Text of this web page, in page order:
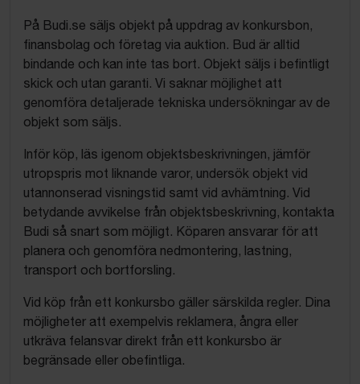
På Budi.se säljs objekt på uppdrag av konkursbon,
finansbolag och företag via auktion. Bud är alltid
bindande och kan inte tas bort. Objekt säljs i befintligt
skick och utan garanti. Vi saknar möjlighet att
genomföra detaljerade tekniska undersökningar av de
objekt som säljs.
Inför köp, läs igenom objektsbeskrivningen, jämför
utropspris mot liknande varor, undersök objekt vid
utannonserad visningstid samt vid avhämtning. Vid
betydande avvikelse från objektsbeskrivning, kontakta
Budi så snart som möjligt. Köparen ansvarar för att
planera och genomföra nedmontering, lastning,
transport och bortforsling.
Vid köp från ett konkursbo gäller särskilda regler. Dina
möjligheter att exempelvis reklamera, ångra eller
utkräva felansvar direkt från ett konkursbo är
begränsade eller obefintliga.